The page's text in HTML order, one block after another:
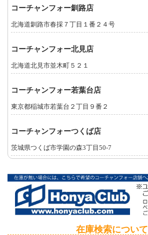
コーチャンフォー釧路店
北海道釧路市春採７丁目１番２４号
コーチャンフォー北見店
北海道北見市並木町５２１
コーチャンフォー若葉台店
東京都稲城市若葉台２丁目９番２
コーチャンフォーつくば店
茨城県つくば市学園の森3丁目50-7
在庫検索について